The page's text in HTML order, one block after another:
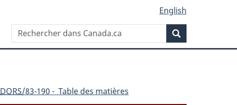
English
Rechercher
dans
Canada.ca
DORS/83-190 - Table des matières